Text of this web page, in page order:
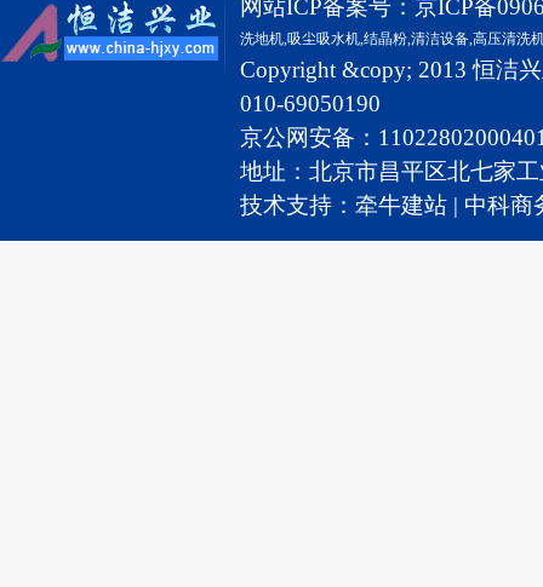
网站ICP备案号： 京ICP备
洗地机,吸尘吸水机,结晶粉,清洁设备,高压清洗
Copyright &copy; 2013 恒洁
010-69050190
京公网安备：
地址：北京市昌平区北七家
技术支持： 牵牛建站 | 中科商